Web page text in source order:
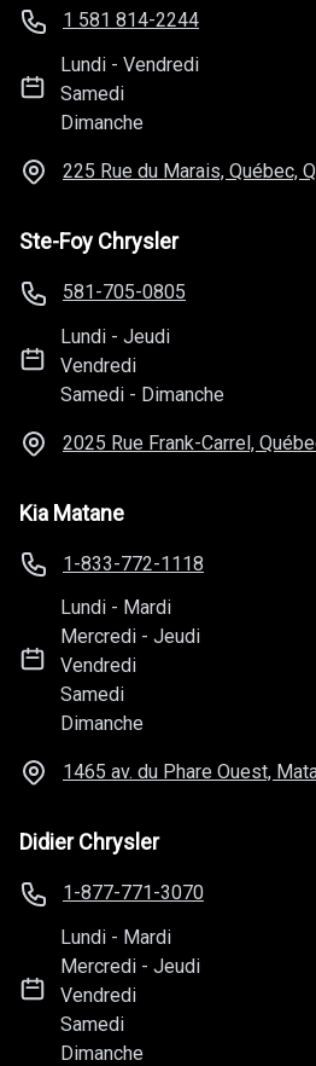
1 581 814-2244
Lundi -Vendredi
Samedi
Dimanche
225 Rue du Marais, Québec,
Ste-Foy Chrysler
581-705-0805
Lundi -Jeudi
Vendredi
Samedi - Dimanche
2025 Rue Frank-Carrel,
Kia Matane
1-833-772-1118
Lundi - Mardi
Mercredi -Jeudi
Vendredi
Samedi
Dimanche
1465 av. du Phare Ouest,
Didier Chrysler
1-877-771-3070
Lundi - Mardi
Mercredi -Jeudi
Vendredi
Samedi
Dimanche